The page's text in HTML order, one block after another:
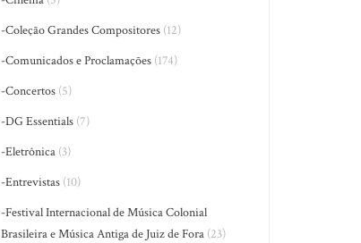
-Coleção Grandes Compositores (12)
-Comunicados e Proclamações (174)
-Concertos (5)
-DG Essentials (7)
-Eletrônica (3)
-Entrevistas (10)
-Festival Internacional de Música Colonial
Brasileira e Música Antiga de Juiz de Fora (23)